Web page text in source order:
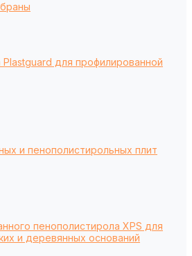
для профилированной
и пенополистирольных плит
пенополистирола XPS для
и деревянных оснований